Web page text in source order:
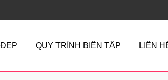
QUY TRÌNH BIÊN TẬP LIÊN